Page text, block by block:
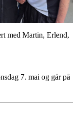
med Martin, Erlend,
7. mai og går på